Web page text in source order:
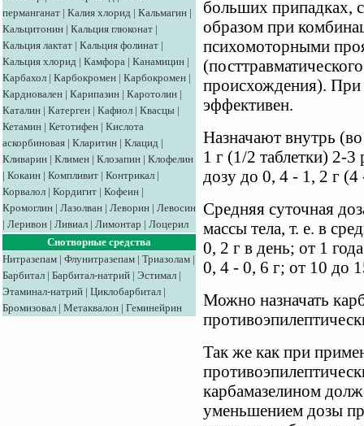
перманганат | Калия хлорид | Кальмагин |
Кальцитонин | Кальция глюконат |
Кальция лактат | Кальция фолинат |
Кальция хлорид | Камфора | Канамицин |
Карбахол | Карбокромен | Карбокромен |
Кардиовален | Карипазин | Каротолин |
Каталин | Катерген | Кафиол | Квасцы |
Кетамин | Кетотифен | Кислота
аскорбиновая | Кларитин | Клацид |
Кливарин | Климен | Клозапин | Клофелин
| Кокаин | Компливит | Контрикал |
Корвалол | Кордигит | Кофеин |
Кромоглин | Лазолван | Леворин | Левосин
| Леривон | Ливиал | Лимонтар | Лоцерил
Снотворные средства
Нитразепам | Флунитразепам | Триазолам |
Барбитал | Барбитал-натрий | Эстимал |
Этаминал-натрий | Циклобарбитал |
Бромизовал | Метаквалон | Геминейрин
больших припадках,
образом при
психомоторными
происхождения). При
эффективен.
Назначают внутрь
1 г (1/2 таблетки) 2-3
дозу до 0, 4 - 1, 2 г (4
Средняя суточная
массы тела, т. е. в
0, 2 г в день; от 1
0, 4 - 0, 6 г; от 10 до
Можно назначать
Так же как при
карбамазелином
уменьшением дозы